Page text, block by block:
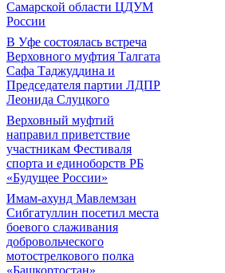
Самарской области ЦДУМ
России
В Уфе состоялась встреча
Верховного муфтия Талгата
Сафа Таджуддина и
Председателя партии ЛДПР
Леонида Слуцкого
Верховный муфтий
направил приветствие
участникам Фестиваля
спорта и единоборств РБ
«Будущее России»
Имам-ахунд Мавлемзан
Сибгатуллин посетил места
боевого слаживания
добровольческого
мотострелкового полка
«Башкортостан»